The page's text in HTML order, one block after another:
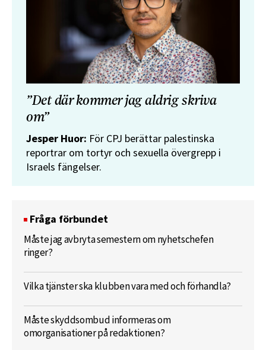
”Det där kommer jag aldrig skriva
om”
Jesper Huor: För CPJ berättar palestinska
reportrar om tortyr och sexuella övergrepp i
Israels fängelser.
Fråga förbundet
Måste jag avbryta semestern om nyhetschefen
ringer?
Vilka tjänster ska klubben vara med och förhandla?
Måste skyddsombud informeras om
omorganisationer på redaktionen?